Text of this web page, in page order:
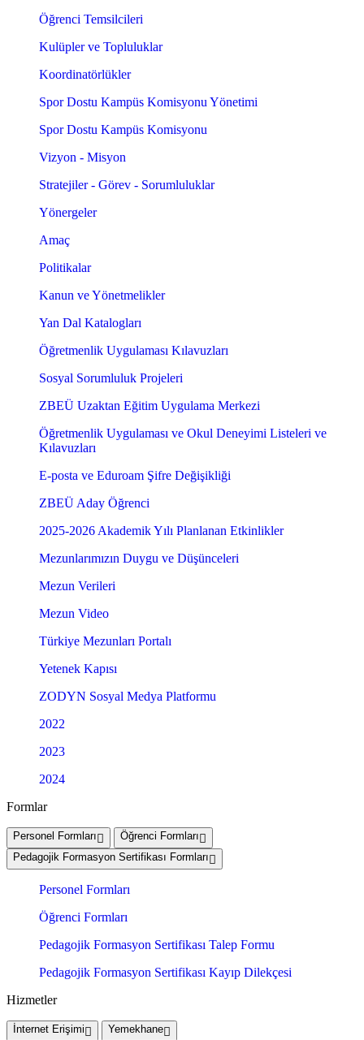
Öğrenci Temsilcileri
Kulüpler ve Topluluklar
Koordinatörlükler
Spor Dostu Kampüs Komisyonu Yönetimi
Spor Dostu Kampüs Komisyonu
Vizyon - Misyon
Stratejiler - Görev - Sorumluluklar
Yönergeler
Amaç
Politikalar
Kanun ve Yönetmelikler
Yan Dal Katalogları
Öğretmenlik Uygulaması Kılavuzları
Sosyal Sorumluluk Projeleri
ZBEÜ Uzaktan Eğitim Uygulama Merkezi
Öğretmenlik Uygulaması ve Okul Deneyimi Listeleri ve
Kılavuzları
E-posta ve Eduroam Şifre Değişikliği
ZBEÜ Aday Öğrenci
2025-2026 Akademik Yılı Planlanan Etkinlikler
Mezunlarımızın Duygu ve Düşünceleri
Mezun Verileri
Mezun Video
Türkiye Mezunları Portalı
Yetenek Kapısı
ZODYN Sosyal Medya Platformu
2022
2023
2024
Formlar
Personel Formları
Öğrenci Formları
Pedagojik Formasyon Sertifikası Formları
Personel Formları
Öğrenci Formları
Pedagojik Formasyon Sertifikası Talep Formu
Pedagojik Formasyon Sertifikası Kayıp Dilekçesi
Hizmetler
İnternet Erişimi Yemekhane